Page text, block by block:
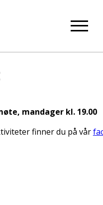
mandager kl. 19.00
finner du på vår